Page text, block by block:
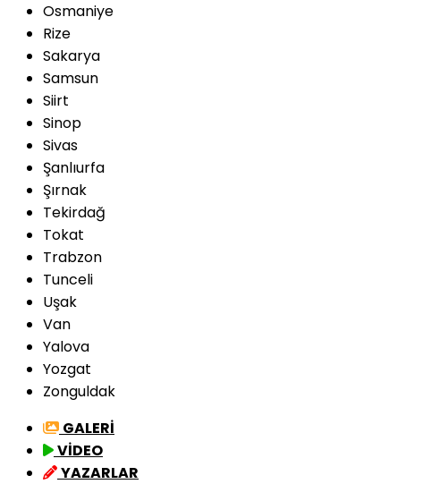
Osmaniye
Rize
Sakarya
Samsun
Siirt
Sinop
Sivas
Şanlıurfa
Şırnak
Tekirdağ
Tokat
Trabzon
Tunceli
Uşak
Van
Yalova
Yozgat
Zonguldak
GALERİ
VİDEO
YAZARLAR